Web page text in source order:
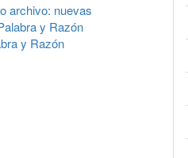
archivo: nuevas
y Razón
y Razón